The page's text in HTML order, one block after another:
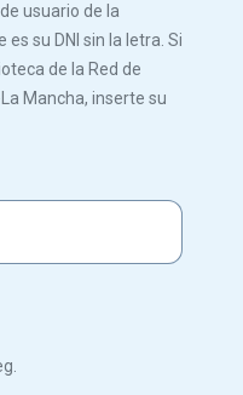
usuario de la
su DNI sin la letra. Si
de la Red de
Mancha, inserte su